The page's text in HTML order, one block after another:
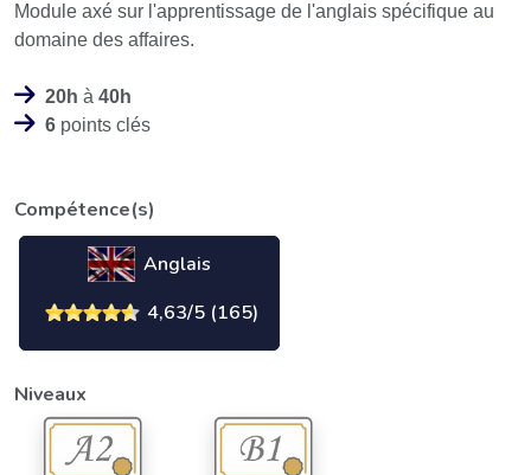
Module axé sur l'apprentissage de l'anglais spécifique au
domaine des affaires.
20h à 40h
6 points clés
Compétence(s)
Anglais
4,63/5 (165)
Niveaux